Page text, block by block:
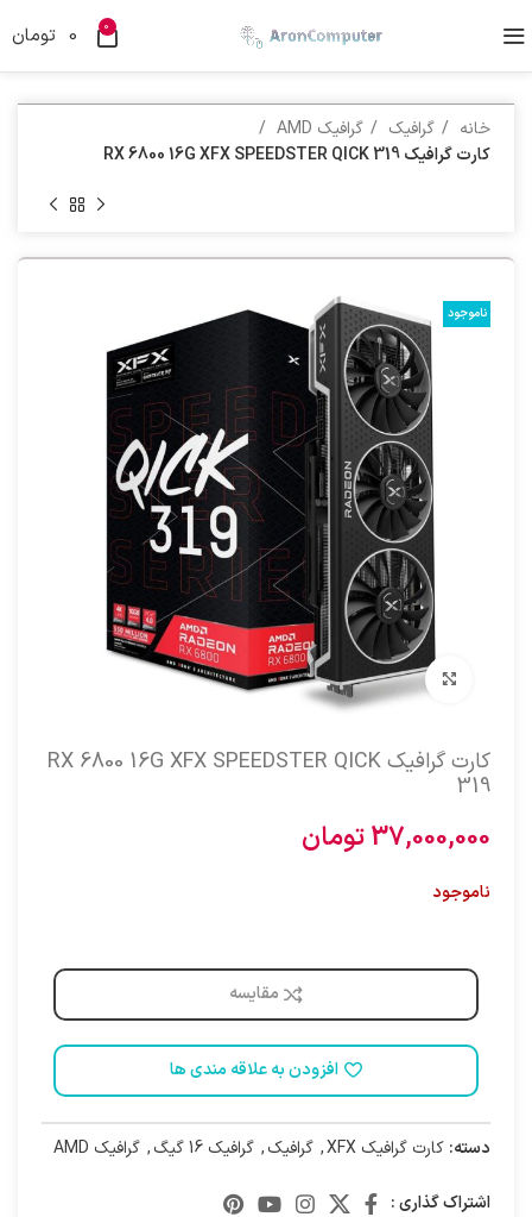
0
0 تومان
خانه گرافیک
گرافیک AMD
کارت گرافیک RX 6800 16G XFX SPEEDSTER QICK 319
ناموجود
برای بزرگنمایی کلیک کنید
کارت گرافیک RX 6800 16G XFX SPEEDSTER QICK
319
37,000,000تومان
ناموجود
مقایسه
افزودن به علاقه مندی ها
دسته: کارت گرافیک XFX , گرافیک, گرافیک 16 گیگ , گرافیک AMD
اشتراک گذاری :